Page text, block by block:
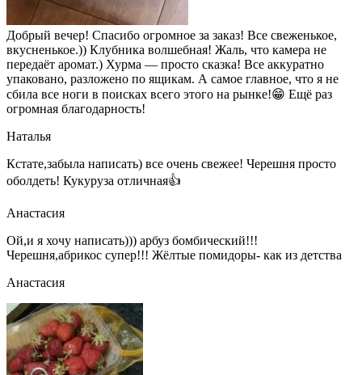
Добрый вечер! Спасибо огромное за заказ! Все свеженькое,
вкусненькое.)) Клубника волшебная! Жаль, что камера не
передаёт аромат.) Хурма — просто сказка! Все аккуратно
упаковано, разложено по ящикам. А самое главное, что я не
сбила все ноги в поисках всего этого на рынке!😁 Ещё раз
огромная благодарность!
Наталья
Кстате,забыла написать) все очень свежее! Черешня просто
оболдеть! Кукуруза отличная👍
Анастасия
Ой,и я хочу написать))) арбуз бомбический!!!
Черешня,абрикос супер!!! Жёлтые помидоры- как из детства
Анастасия